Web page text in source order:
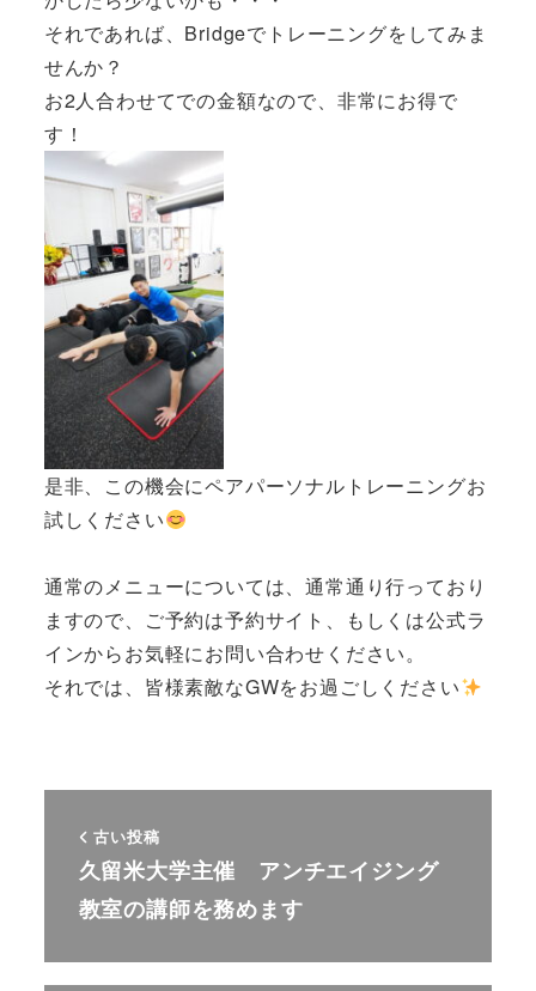
それであれば、Bridgeでトレーニングをしてみま
せんか？
お2人合わせてでの金額なので、非常にお得で
す！
是非、この機会にペアパーソナルトレーニングお
試しください
通常のメニューについては、通常通り行っており
ますので、ご予約は予約サイト、もしくは公式ラ
インからお気軽にお問い合わせください。
それでは、皆様素敵なGWをお過ごしください
古い投稿
久留米大学主催 アンチエイジング
教室の講師を務めます